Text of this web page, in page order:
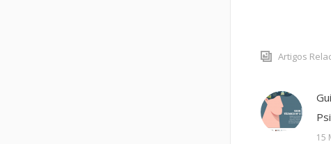
Artigos
15